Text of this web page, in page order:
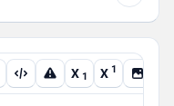
X 1 X 1